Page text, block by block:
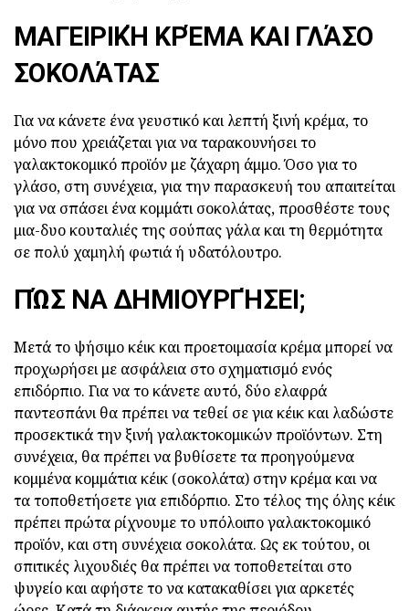
ΜΑΓΕΙΡΙΚΉ ΚΡΈΜΑ ΚΑΙ ΓΛΆΣΟ
ΣΟΚΟΛΆΤΑΣ
Για να κάνετε ένα γευστικό και λεπτή ξινή κρέμα, το
μόνο που χρειάζεται για να ταρακουνήσει το
γαλακτοκομικό προϊόν με ζάχαρη άμμο. Όσο για το
γλάσο, στη συνέχεια, για την παρασκευή του απαιτείται
για να σπάσει ένα κομμάτι σοκολάτας, προσθέστε τους
μια-δυο κουταλιές της σούπας γάλα και τη θερμότητα
σε πολύ χαμηλή φωτιά ή υδατόλουτρο.
ΠΏΣ ΝΑ ΔΗΜΙΟΥΡΓΉΣΕΙ;
Μετά το ψήσιμο κέικ και προετοιμασία κρέμα μπορεί να
προχωρήσει με ασφάλεια στο σχηματισμό ενός
επιδόρπιο. Για να το κάνετε αυτό, δύο ελαφρά
παντεσπάνι θα πρέπει να τεθεί σε για κέικ και λαδώστε
προσεκτικά την ξινή γαλακτοκομικών προϊόντων. Στη
συνέχεια, θα πρέπει να βυθίσετε τα προηγούμενα
κομμένα κομμάτια κέικ (σοκολάτα) στην κρέμα και να
τα τοποθετήσετε για επιδόρπιο. Στο τέλος της όλης κέικ
πρέπει πρώτα ρίχνουμε το υπόλοιπο γαλακτοκομικό
προϊόν, και στη συνέχεια σοκολάτα. Ως εκ τούτου, οι
σπιτικές λιχουδιές θα πρέπει να τοποθετείται στο
ψυγείο και αφήστε το να κατακαθίσει για αρκετές